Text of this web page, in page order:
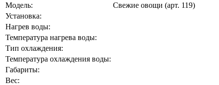
Модель:
Свежие овощи (арт. 119)
Установка:
Нагрев воды:
Температура нагрева воды:
Тип охлаждения:
Температура охлаждения воды:
Габариты:
Вес: